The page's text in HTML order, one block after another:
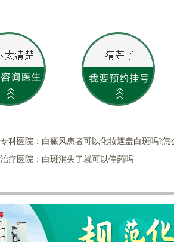
科医院：白癜风患者可以化妆遮盖白斑吗?怎
疗医院：白斑消失了就可以停药吗